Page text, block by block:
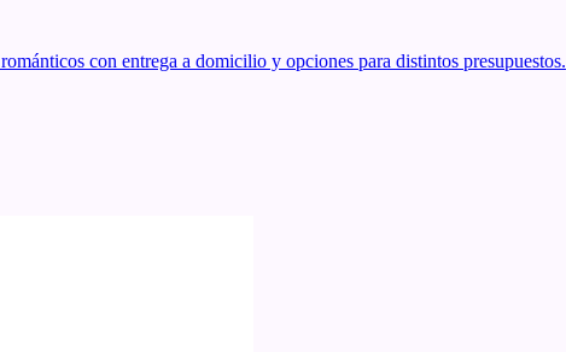
con entrega a domicilio y opciones para distintos presupuestos.